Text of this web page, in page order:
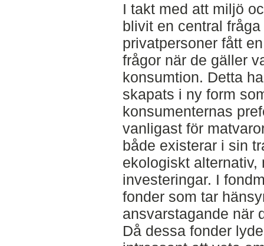
I takt med att miljö
blivit en central
privatpersoner fått
frågor när de gäller
konsumtion. Detta
skapats i ny form
konsumenternas
vanligast för
både existerar i sin
ekologiskt alternativ,
investeringar. I
fonder som tar
ansvarstagande när
Då dessa fonder